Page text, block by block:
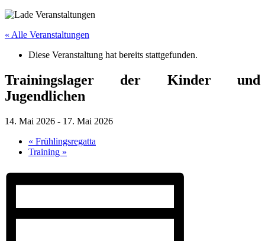
« Alle Veranstaltungen
Diese Veranstaltung hat bereits stattgefunden.
Trainingslager der Kinder und
Jugendlichen
14. Mai 2026 - 17. Mai 2026
« Frühlingsregatta
Training »